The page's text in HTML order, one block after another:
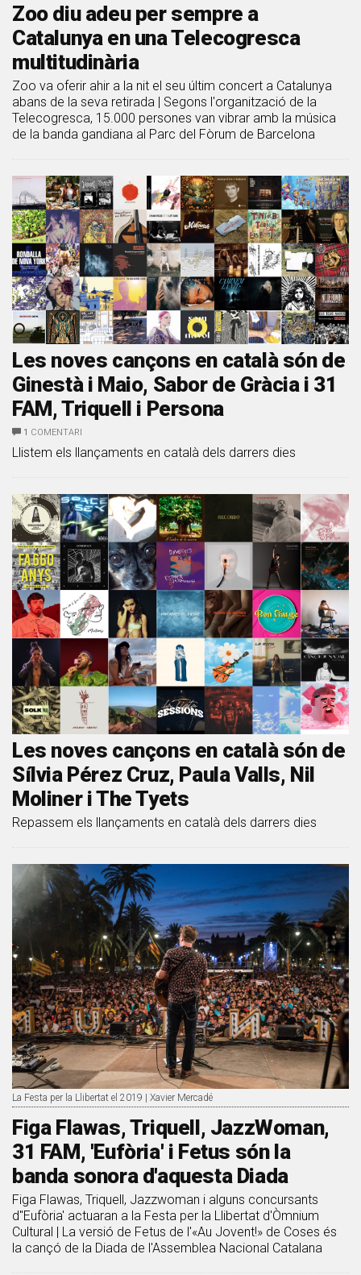
Zoo diu adeu per sempre a
Catalunya en una Telecogresca
multitudinària
Zoo va oferir ahir a la nit el seu últim concert a Catalunya
abans de la seva retirada | Segons l'organització de la
Telecogresca, 15.000 persones van vibrar amb la música
de la banda gandiana al Parc del Fòrum de Barcelona
Les noves cançons en català són de
Ginestà i Maio, Sabor de Gràcia i 31
FAM, Triquell i Persona
1 COMENTARI
Llistem els llançaments en català dels darrers dies
Les noves cançons en català són de
Sílvia Pérez Cruz, Paula Valls, Nil
Moliner i The Tyets
Repassem els llançaments en català dels darrers dies
La Festa per la Llibertat el 2019 | Xavier Mercadé
Figa Flawas, Triquell, JazzWoman,
31 FAM, 'Eufòria' i Fetus són la
banda sonora d'aquesta Diada
Figa Flawas, Triquell, Jazzwoman i alguns concursants
d''Eufòria' actuaran a la Festa per la Llibertat d'Òmnium
Cultural | La versió de Fetus de l'«Au Jovent!» de Coses és
la cançó de la Diada de l'Assemblea Nacional Catalana